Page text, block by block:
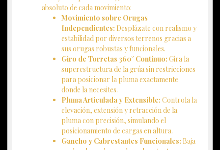
absoluto de cada movimiento:
Movimiento sobre Orugas
Independientes: Desplázate con realismo y
estabilidad por diversos terrenos gracias a
sus orugas robustas y funcionales.
Giro de Torretas 360° Continuo: Gira la
superestructura de la grúa sin restricciones
para posicionar la pluma exactamente
donde la necesites.
Pluma Articulada y Extensible: Controla la
elevación, extensión y retracción de la
pluma con precisión, simulando el
posicionamiento de cargas en altura.
Gancho y Cabrestantes Funcionales: Baja